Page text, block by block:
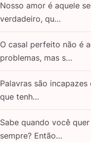
Nosso amor é aquele
verdadeiro, qu…
O casal perfeito não é
problemas, mas s…
Palavras são
que tenh…
Sabe quando você
sempre? Então…